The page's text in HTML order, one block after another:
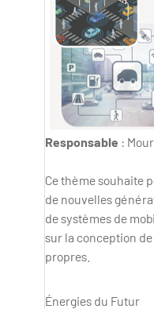
Responsable :
Ce thème souhaite
de nouvelles
de systèmes de
sur la conception
propres.
Énergies du Futur